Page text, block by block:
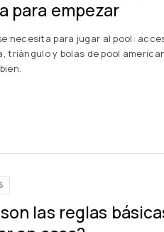
para empezar
necesita para jugar al pool:
triángulo y bolas de pool
las reglas